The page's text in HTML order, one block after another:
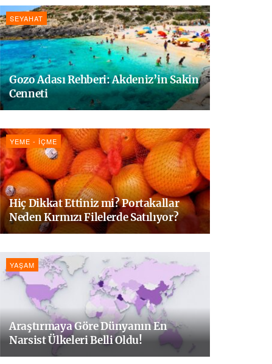
SEYAHAT
Gozo Adası Rehberi: Akdeniz’in Sakin
Cenneti
YEME - İÇME
Hiç Dikkat Ettiniz mi? Portakallar
Neden Kırmızı Filelerde Satılıyor?
YAŞAM
Araştırmaya Göre Dünyanın En
Narsist Ülkeleri Belli Oldu!